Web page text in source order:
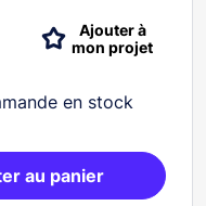
Ajouter à
mon projet
en stock
au panier